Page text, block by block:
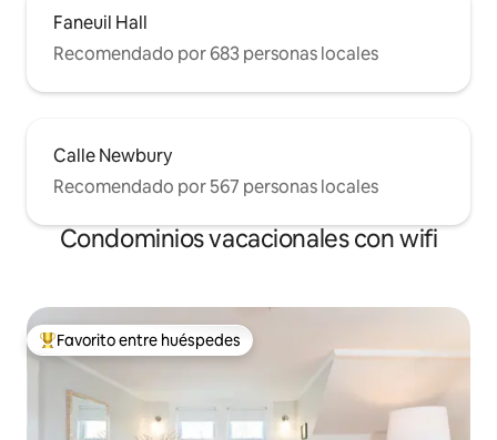
Faneuil Hall
Recomendado por 683 personas locales
Calle Newbury
Recomendado por 567 personas locales
Condominios vacacionales con wifi
Favorito entre huéspedes preferido
Favorito entre huéspedes